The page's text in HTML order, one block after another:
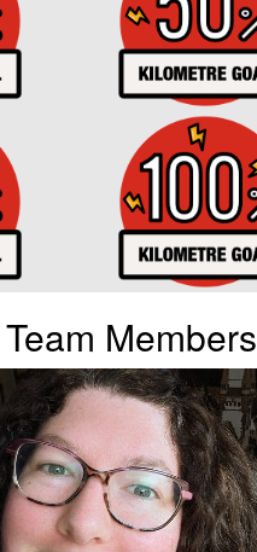
Members